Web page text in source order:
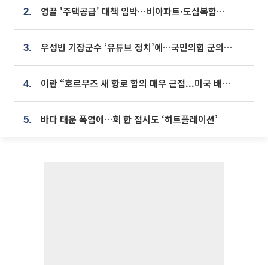
2. 영끌 '주택공급' 대책 임박⋯비아파트·도심복합까지 총동원
3. 우성빈 기장군수 ‘유튜브 정치’에…국민의힘 군의원들 집단 반발
4. 이란 “호르무즈 새 항로 합의 매우 근접...미국 배상 먼저”
5. 바다 태운 폭염에…회 한 접시도 ‘히트플레이션’